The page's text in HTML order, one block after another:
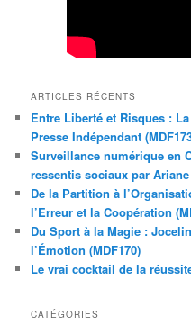
ARTICLES RÉCENTS
Entre Liberté et Risques :
Presse Indépendant
Surveillance numérique en
ressentis sociaux par
De la Partition à
l’Erreur et la Coopération
Du Sport à la Magie :
l’Émotion (MDF170)
Le vrai cocktail de la
CATÉGORIES